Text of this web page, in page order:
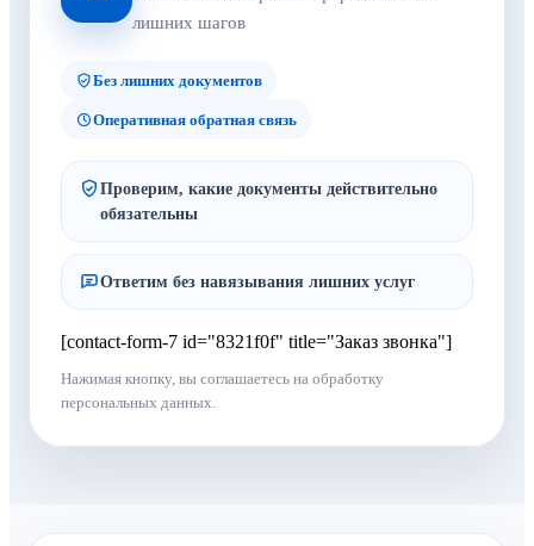
лишних шагов
Без лишних документов
Оперативная обратная связь
Проверим, какие документы действительно
обязательны
Ответим без навязывания лишних услуг
[contact-form-7 id="8321f0f" title="Заказ звонка"]
Нажимая кнопку, вы соглашаетесь на обработку
персональных данных.